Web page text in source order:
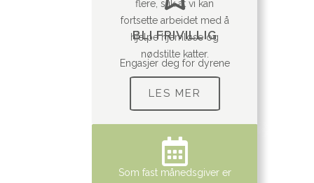
BLI FRIVILLIG
Engasjer deg for dyrene
flere, slik at vi kan
fortsette arbeidet med å
hjelpe hjemløse og
nødstilte katter.
LES MER
Som fast månedsgiver er